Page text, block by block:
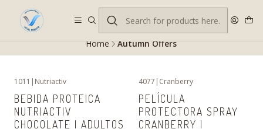
Despacho gratis en RM desde $100.000. Revisa las condiciones.
Home Autumn Offers
1011 | Nutriactiv
BEBIDA PROTEICA
NUTRIACTIV
CHOCOLATE | ADULTOS
-5%
4077 | Cranberry
PELÍCULA
PROTECTORA SPRAY
CRANBERRY |